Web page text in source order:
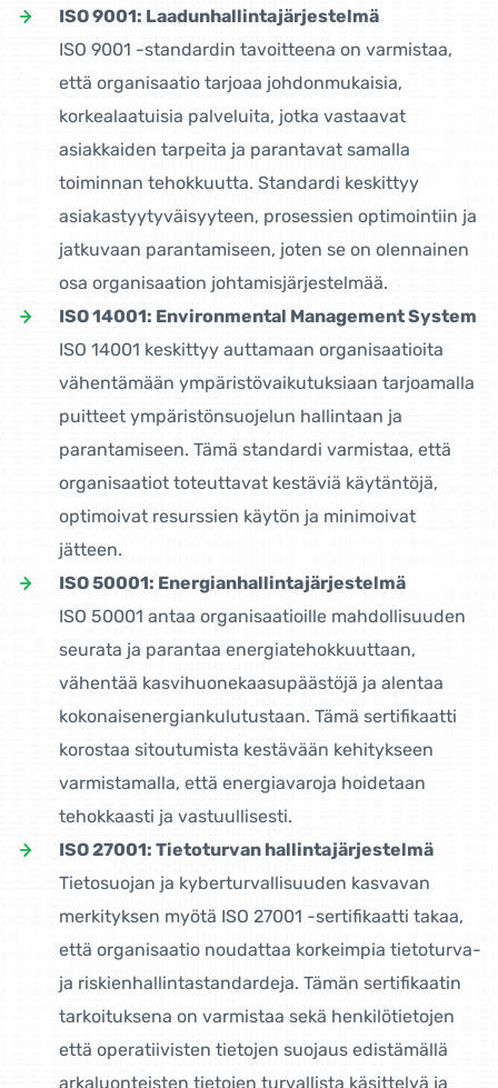
ISO 9001: Laadunhallintajärjestelmä
ISO 9001 -standardin tavoitteena on varmistaa,
että organisaatio tarjoaa johdonmukaisia,
korkealaatuisia palveluita, jotka vastaavat
asiakkaiden tarpeita ja parantavat samalla
toiminnan tehokkuutta. Standardi keskittyy
asiakastyytyväisyyteen, prosessien optimointiin ja
jatkuvaan parantamiseen, joten se on olennainen
osa organisaation johtamisjärjestelmää.
ISO 14001: Environmental Management System
ISO 14001 keskittyy auttamaan organisaatioita
vähentämään ympäristövaikutuksiaan tarjoamalla
puitteet ympäristönsuojelun hallintaan ja
parantamiseen. Tämä standardi varmistaa, että
organisaatiot toteuttavat kestäviä käytäntöjä,
optimoivat resurssien käytön ja minimoivat
jätteen.
ISO 50001: Energianhallintajärjestelmä
ISO 50001 antaa organisaatioille mahdollisuuden
seurata ja parantaa energiatehokkuuttaan,
vähentää kasvihuonekaasupäästöjä ja alentaa
kokonaisenergiankulutustaan. Tämä sertifikaatti
korostaa sitoutumista kestävään kehitykseen
varmistamalla, että energiavaroja hoidetaan
tehokkaasti ja vastuullisesti.
ISO 27001: Tietoturvan hallintajärjestelmä
Tietosuojan ja kyberturvallisuuden kasvavan
merkityksen myötä ISO 27001 -sertifikaatti takaa,
että organisaatio noudattaa korkeimpia tietoturva-
ja riskienhallintastandardeja. Tämän sertifikaatin
tarkoituksena on varmistaa sekä henkilötietojen
että operatiivisten tietojen suojaus edistämällä
arkaluonteisten tietojen turvallista käsittelyä ja